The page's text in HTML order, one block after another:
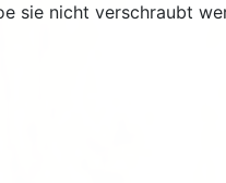
sie nicht verschraubt